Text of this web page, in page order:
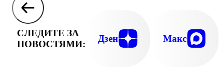
СЛЕДИТЕ ЗА
НОВОСТЯМИ:
Дзен Макс